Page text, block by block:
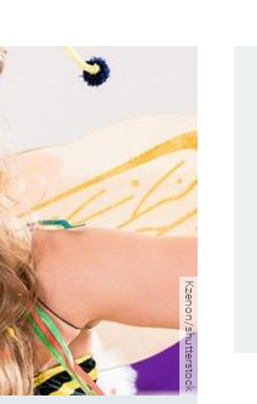
Kzenon/shutterstock